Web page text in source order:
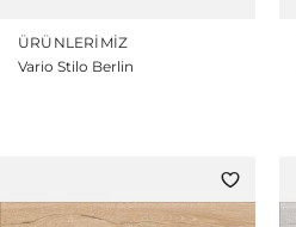
ÜRÜNLERIMIZ
Vario Stilo Berlin